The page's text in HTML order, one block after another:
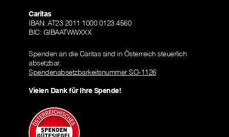
Caritas
IBAN: AT23 2011 1000 0123 4560
BIC: GIBAATWWXXX
Spenden an die Caritas sind in Österreich steuerlich
absetzbar.
Spendenabsetzbarkeitsnummer SO-1126
Vielen Dank für Ihre Spende!